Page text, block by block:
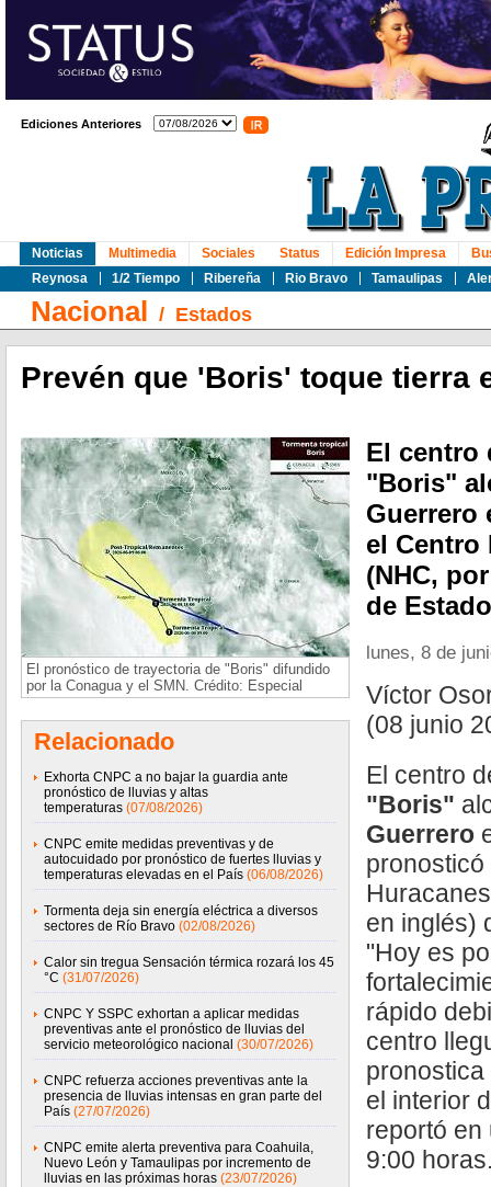
Ediciones Anteriores
Noticias
Reynosa
1/2 Tiempo Ribereña Rio Bravo Tamaulipas
Multimedia Sociales Status Edición Impresa
Nacional / Estados
Prevén que 'Boris' toque tierra
El pronóstico de trayectoria de "Boris" difundido
por la Conagua y el SMN. Crédito: Especial
Relacionado
Exhorta CNPC a no bajar la guardia ante
pronóstico de lluvias y altas
temperaturas (07/08/2026)
CNPC emite medidas preventivas y de
autocuidado por pronóstico de fuertes lluvias y
temperaturas elevadas en el País (06/08/2026)
Tormenta deja sin energía eléctrica a diversos
sectores de Río Bravo (02/08/2026)
Calor sin tregua Sensación térmica rozará los 45
°C (31/07/2026)
CNPC Y SSPC exhortan a aplicar medidas
preventivas ante el pronóstico de lluvias del
servicio meteorológico nacional (30/07/2026)
CNPC refuerza acciones preventivas ante la
presencia de lluvias intensas en gran parte del
País (27/07/2026)
CNPC emite alerta preventiva para Coahuila,
Nuevo León y Tamaulipas por incremento de
lluvias en las próximas horas (23/07/2026)
El centro
"Boris"
Guerrero
el Centro
(NHC,
de
lunes, 8 de
Víctor
(08 junio
El centro
"Boris"
Guerrero
en inglés)
"Hoy es
rápido
centro
el interior
reportó en
9:00